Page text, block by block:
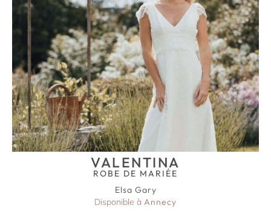
VALENTINA
ROBE DE MARIÉE
Elsa Gary
Disponible à Annecy